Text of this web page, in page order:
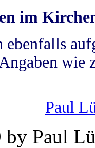
im
wie
Paul
Paul